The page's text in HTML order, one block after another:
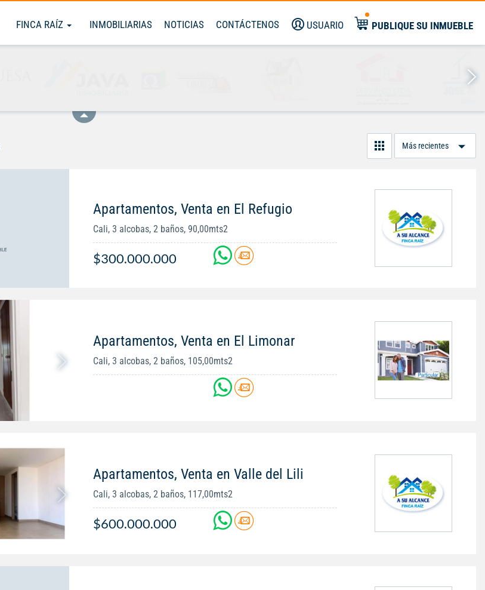
FINCA RAÍZ INMOBILIARIAS NOTICIAS CONTÁCTENOS USUARIO PUBLIQUE SU INMUEBLE
Apartamentos, Venta en El Refugio
Cali, 3 alcobas, 2 baños, 90,00mts2
$300.000.000
Apartamentos, Venta en El Limonar
Cali, 3 alcobas, 2 baños, 105,00mts2
Apartamentos, Venta en Valle del Lili
Cali, 3 alcobas, 2 baños, 117,00mts2
$600.000.000